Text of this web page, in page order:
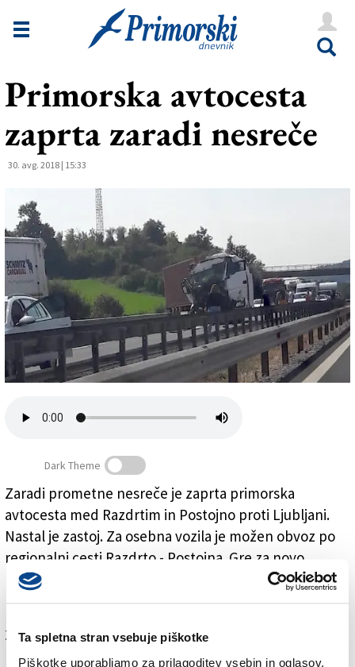
Ta spletna stran vsebuje piškotke
Piškotke uporabljamo za prilagoditev vsebin in oglasov,
Novice
Goriška
Šport
Vreme
V Kioskih
Uredništvo
Oglasi
Založnik
Primorska avtocesta
zaprta zaradi nesreče
30. avg. 2018 | 15:33
Primorska avtocesta zaprta zaradi nesreče
Dark Theme
Zaradi prometne nesreče je zaprta primorska
avtocesta med Razdrtim in Postojno proti Ljubljani.
Nastal je zastoj. Za osebna vozila je možen obvoz po
regionalni cesti Razdrto - Postojna. Gre za novo
nesrečo, ki se je pripetila, medtem ko so odstranjevali
Za branje in pisanje komentarjevje potrebna prijava